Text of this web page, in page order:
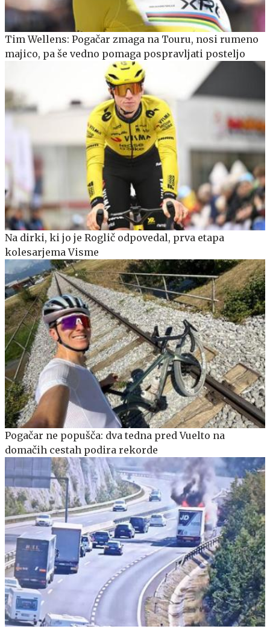
Tim Wellens: Pogačar zmaga na Touru, nosi rumeno
majico, pa še vedno pomaga pospravljati posteljo
Na dirki, ki jo je Roglič odpovedal, prva etapa
kolesarjema Visme
Pogačar ne popušča: dva tedna pred Vuelto na
domačih cestah podira rekorde